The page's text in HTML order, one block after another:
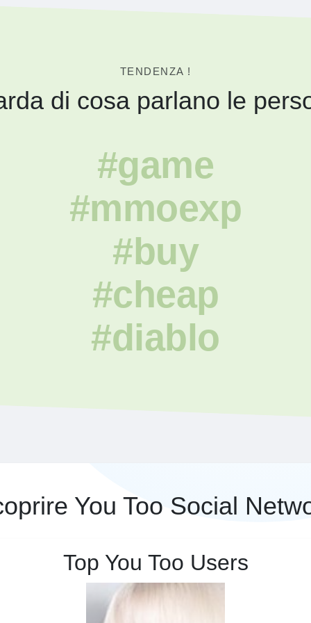
TENDENZA !
di cosa parlano le
#game
#mmoexp
#buy
#cheap
#diablo
You Too Social
Top You Too Users